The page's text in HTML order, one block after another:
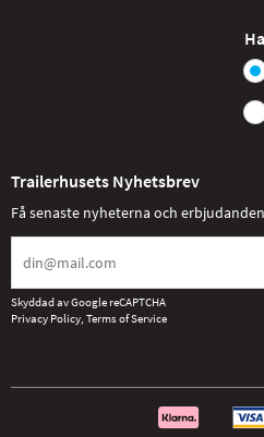
Trailerhusets Nyhetsbrev
Få senaste nyheterna och
Skyddad av Google reCAPTCHA
Privacy Policy, Terms of Service